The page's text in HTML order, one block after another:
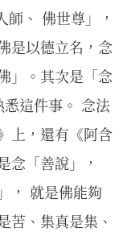
、 佛世尊」，
是以德立名，念
」。其次是「念
這件事。 念法
上，還有《阿含
念「善說」，
， 就是佛能夠
苦、集真是集、